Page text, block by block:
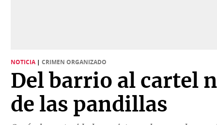
Política
Economía
Mundo
Vivir+
Opinión
NOTICIA | CRIMEN ORGANIZADO
Del barrio al cartel
de las pandillas